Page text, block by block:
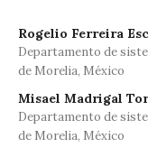
Rogelio Ferreira
Departamento de
de Morelia, México
Misael Madrigal
Departamento de
de Morelia, México